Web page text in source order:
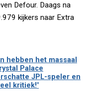
Defour. Daags na
kijkers naar Extra
hebben het massaal
Palace
JPL-speler en
kritiek!"